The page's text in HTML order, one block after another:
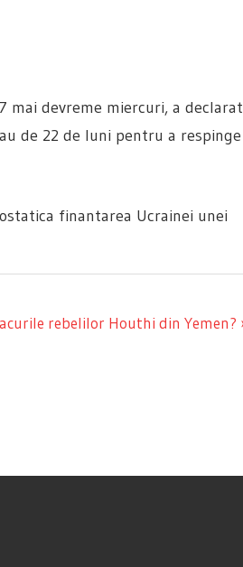
mai devreme miercuri, a declarat
de 22 de luni pentru a respinge
finantarea Ucrainei unei
rebelilor Houthi din Yemen?